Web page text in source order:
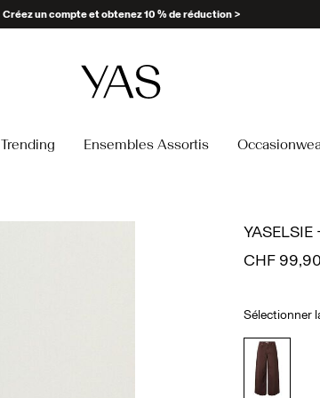
Créez un compte et obtenez 10 % de réduction >
Trending Ensembles Assortis
YASELSIE
CHF 99,90
Sélectionner